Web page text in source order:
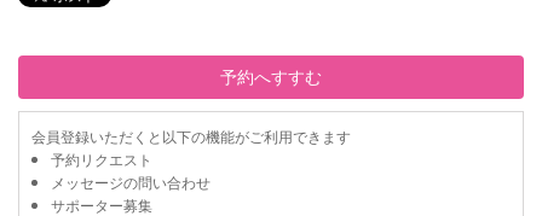
予約へすすむ
会員登録いただくと以下の機能がご利用できます
予約リクエスト
メッセージの問い合わせ
サポーター募集